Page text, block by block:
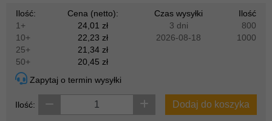
Ilość:
Cena (netto):
1+
24,01 zł
10+
22,23 zł
25+
21,34 zł
50+
20,45 zł
Czas wysyłki
Ilość
3 dni
800
2026-08-18
1000
Zapytaj o termin wysyłki
Ilość: Dodaj do koszyka